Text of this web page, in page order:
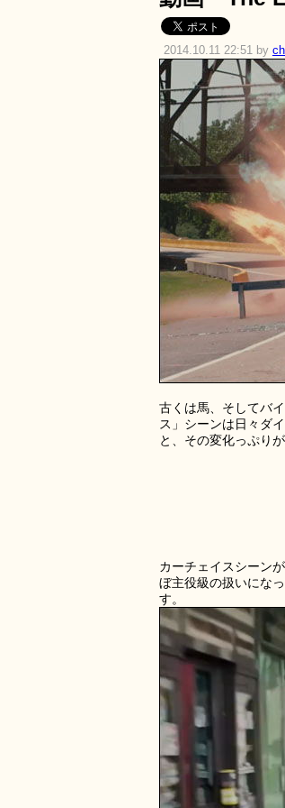
2014.10.11 22:51 by
古くは馬、そしてバ
ス」シーンは日々ダ
と、その変化っぷり
カーチェイスシーン
ぼ主役級の扱いにな
す。